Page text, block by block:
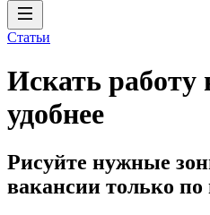
Статьи
Искать работу
удобнее
Рисуйте нужные
вакансии только